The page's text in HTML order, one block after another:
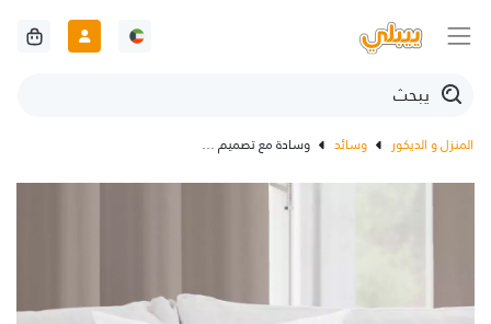
المنزل و الديكور وسائد وسادة مع تصميم حرف الإسم حسب الطلب